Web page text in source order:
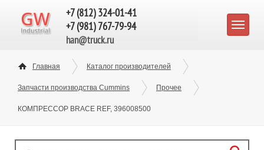
+7 (812) 324-01-41
+7 (981) 767-79-94
han@truck.ru
Главная Каталог производителей
Запчасти производства Cummins Прочее
КОМПРЕССОР BRACE REF, 396008500